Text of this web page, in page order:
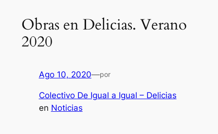
Obras en Delicias. Verano
2020
Ago 10, 2020—por
Colectivo De Igual a Igual – Delicias
en Noticias